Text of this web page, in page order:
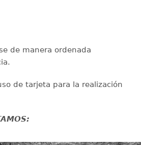
de manera ordenada
de tarjeta para la realización